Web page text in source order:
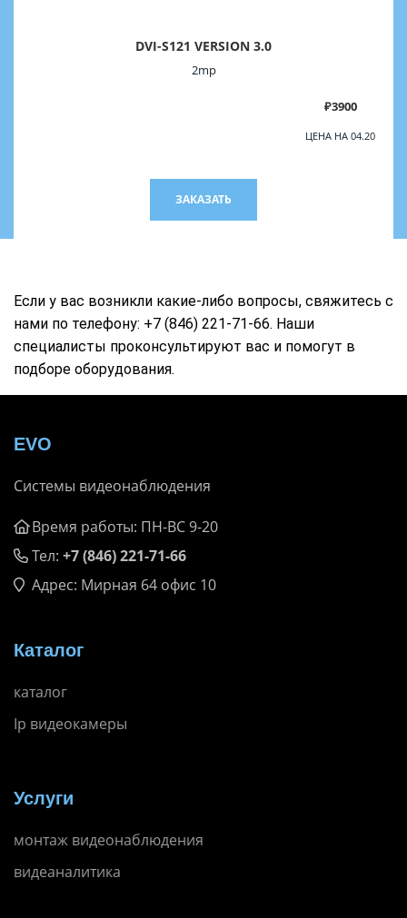
DVI-S121 VERSION 3.0
2mp
₽3900
ЦЕНА НА 04.20
ЗАКАЗАТЬ
Если у вас возникли какие-либо вопросы, свяжитесь с
нами по телефону: +7 (846) 221-71-66. Наши
специалисты проконсультируют вас и помогут в
подборе оборудования.
EVO
Системы видеонаблюдения
Время работы: ПН-ВС 9-20
Тел: +7 (846) 221-71-66
Адрес: Мирная 64 офис 10
Каталог
каталог
Ip видеокамеры
Услуги
монтаж видеонаблюдения
видеаналитика